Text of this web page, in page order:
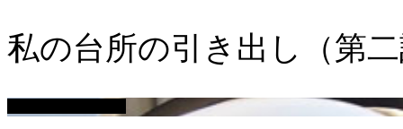
私の台所の引き出し（第